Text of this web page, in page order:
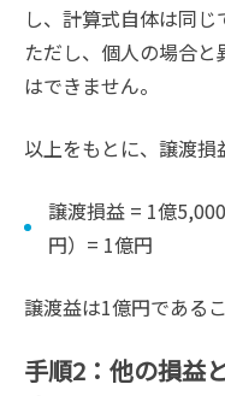
し、計算式自体は同じ
ただし、個人の場合
はできません。
以上をもとに、譲渡損
譲渡損益 = 1億
円）= 1億円
譲渡益は1億円である
手順2：他の損益